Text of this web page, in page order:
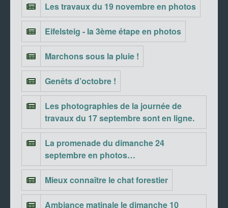
Les travaux du 19 novembre en photos
Eifelsteig - la 3ème étape en photos
Marchons sous la pluie !
Genêts d’octobre !
Les photographies de la journée de
travaux du 17 septembre sont en ligne.
La promenade du dimanche 24
septembre en photos…
Mieux connaître le chat forestier
Ambiance matinale le dimanche 10